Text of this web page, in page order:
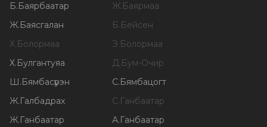
Б. Баярбаатар Ж. Баярмаа
Ж. Баясгалан Б. Бейсен
Х. Болормаа Э. Болормаа
Х. Булгантуяа Д. Бум-Очир
Ш . Бямбасүрэн С. Бямбацогт
Ж. Галбадрах С. Ганбаатар
Ж. Ганбаатар А. Ганбаатар